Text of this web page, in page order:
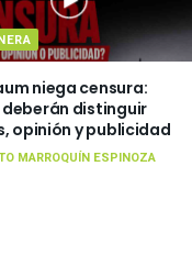
niega censura:
distinguir
opinión y publicidad
MARROQUÍN ESPINOZA